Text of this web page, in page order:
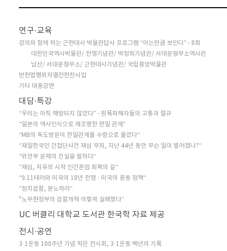
연구·교육
강의와 함께 하는 근현대사 박물관답사 프로그램 “아는만큼 보인다” - 8회
대한민국역사박물관/ 전쟁기념관/ 박정희기념관/ 서대문형무소역사관
남산/ 서대문형무소/ 근현대사기념관/ 국립중앙박물관
반헌법행위자열전편찬사업
기타 대중강연
대담·특강
“우리는 아직 해방되지 않았다” - 원폭피해자들의 고통과 절규
“일본의 역사인식으로 재조명한 한일 관계“
“MB의 독도방문이 한일관계를 수렁으로 몰았다“
“재일한국인 간첩단사건 재심 무죄, 지난 44년 동안 무슨 일이 벌어졌나?“
“위안부 문제의 진실을 말하다“
“재심, 치유의 시작 인간존엄 회복의 길“
“9.11테러와 미국의 18년 전쟁 · 미국의 중동 정책“
“정치검찰, 분노하라“
"노무현정부의 검찰개혁 이렇게 실패했다“
UC 버클리 대학교 도서관 한국학 자료 제공
전시·공연
3·1운동 100주년 기념 작은 전시회, 3·1운동 백년의 기록